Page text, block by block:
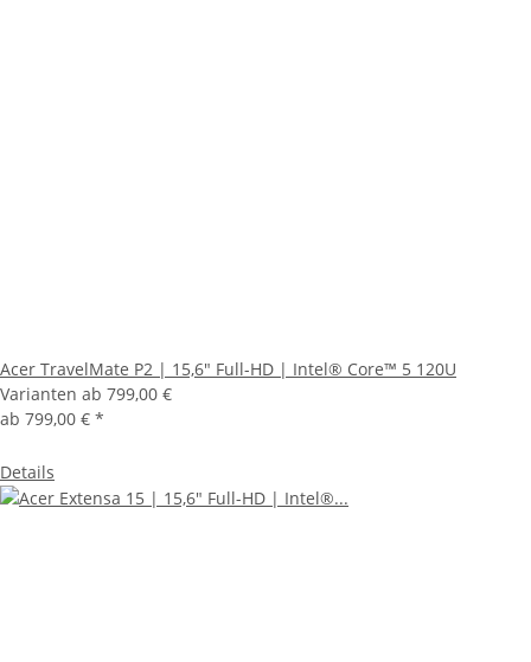
Acer TravelMate P2 | 15,6" Full-HD | Intel® Core™ 5 120U
Varianten ab 799,00 €
ab 799,00 € *
Details